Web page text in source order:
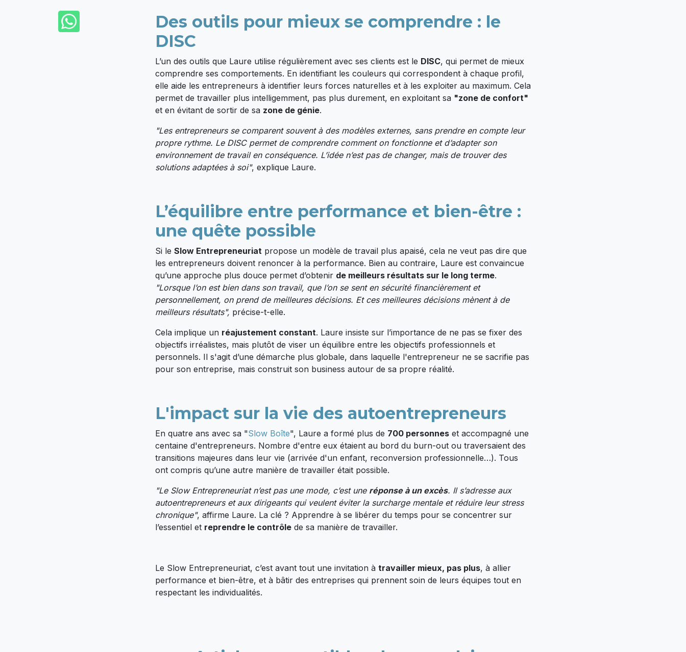
WhatsAppDes outils pour mieux se comprendre : le
DISC
L’un des outils que Laure utilise régulièrement avec ses clients est le DISC, qui permet de mieux
comprendre ses comportements. En identifiant les couleurs qui correspondent à chaque profil,
elle aide les entrepreneurs à identifier leurs forces naturelles et à les exploiter au maximum. Cela
permet de travailler plus intelligemment, pas plus durement, en exploitant sa "zone de confort"
et en évitant de sortir de sa zone de génie.
"Les entrepreneurs se comparent souvent à des modèles externes, sans prendre en compte leur
propre rythme. Le DISC permet de comprendre comment on fonctionne et d’adapter son
environnement de travail en conséquence. L’idée n’est pas de changer, mais de trouver des
solutions adaptées à soi", explique Laure.
L’équilibre entre performance et bien-être :
une quête possible
Si le Slow Entrepreneuriat propose un modèle de travail plus apaisé, cela ne veut pas dire que
les entrepreneurs doivent renoncer à la performance. Bien au contraire, Laure est convaincue
qu’une approche plus douce permet d’obtenir de meilleurs résultats sur le long terme.
"Lorsque l’on est bien dans son travail, que l’on se sent en sécurité financièrement et
personnellement, on prend de meilleures décisions. Et ces meilleures décisions mènent à de
meilleurs résultats", précise-t-elle.
Cela implique un réajustement constant. Laure insiste sur l’importance de ne pas se fixer des
objectifs irréalistes, mais plutôt de viser un équilibre entre les objectifs professionnels et
personnels. Il s'agit d’une démarche plus globale, dans laquelle l'entrepreneur ne se sacrifie pas
pour son entreprise, mais construit son business autour de sa propre réalité.
L'impact sur la vie des autoentrepreneurs
En quatre ans avec sa "Slow Boîte", Laure a formé plus de 700 personnes et accompagné une
centaine d'entrepreneurs. Nombre d'entre eux étaient au bord du burn-out ou traversaient des
transitions majeures dans leur vie (arrivée d'un enfant, reconversion professionnelle…). Tous
ont compris qu’une autre manière de travailler était possible.
"Le Slow Entrepreneuriat n’est pas une mode, c’est une réponse à un excès. Il s’adresse aux
autoentrepreneurs et aux dirigeants qui veulent éviter la surcharge mentale et réduire leur stress
chronique", affirme Laure. La clé ? Apprendre à se libérer du temps pour se concentrer sur
l’essentiel et reprendre le contrôle de sa manière de travailler.
Le Slow Entrepreneuriat, c’est avant tout une invitation à travailler mieux, pas plus, à allier
performance et bien-être, et à bâtir des entreprises qui prennent soin de leurs équipes tout en
respectant les individualités.